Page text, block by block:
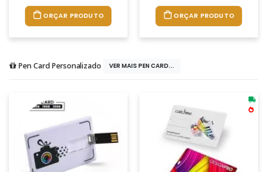
ORÇAR PRODUTO ORÇAR PRODUTO
Pen Card Personalizado VER MAIS PEN CARD...